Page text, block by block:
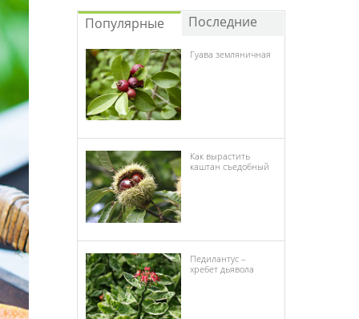
Популярные Последние
Гуава земляничная
Как вырастить
каштан съедобный
Педилантус –
хребет дьявола